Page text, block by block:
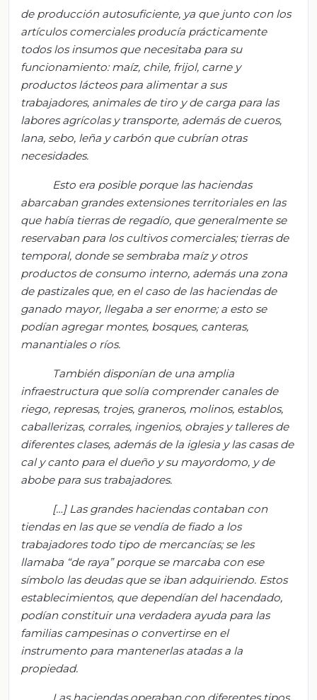
de producción autosuficiente, ya que junto con los
artículos comerciales producía prácticamente
todos los insumos que necesitaba para su
funcionamiento: maíz, chile, frijol, carne y
productos lácteos para alimentar a sus
trabajadores, animales de tiro y de carga para las
labores agrícolas y transporte, además de cueros,
lana, sebo, leña y carbón que cubrían otras
necesidades.
Esto era posible porque las haciendas
abarcaban grandes extensiones territoriales en las
que había tierras de regadío, que generalmente se
reservaban para los cultivos comerciales; tierras de
temporal, donde se sembraba maíz y otros
productos de consumo interno, además una zona
de pastizales que, en el caso de las haciendas de
ganado mayor, llegaba a ser enorme; a esto se
podían agregar montes, bosques, canteras,
manantiales o ríos.
También disponían de una amplia
infraestructura que solía comprender canales de
riego, represas, trojes, graneros, molinos, establos,
caballerizas, corrales, ingenios, obrajes y talleres de
diferentes clases, además de la iglesia y las casas de
cal y canto para el dueño y su mayordomo, y de
abobe para sus trabajadores.
[…] Las grandes haciendas contaban con
tiendas en las que se vendía de fiado a los
trabajadores todo tipo de mercancías; se les
llamaba “de raya” porque se marcaba con ese
símbolo las deudas que se iban adquiriendo. Estos
establecimientos, que dependían del hacendado,
podían constituir una verdadera ayuda para las
familias campesinas o convertirse en el
instrumento para mantenerlas atadas a la
propiedad.